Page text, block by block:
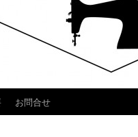
お問合せ